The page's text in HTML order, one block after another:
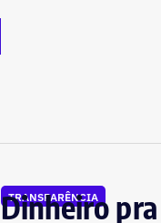
TRANSPARÊNCIA
Dinheiro